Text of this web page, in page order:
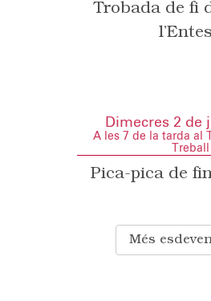
Trobada de fi
Dimecres 2 de
A les 7 de la tarda al
Treball
Pica-pica de
Més